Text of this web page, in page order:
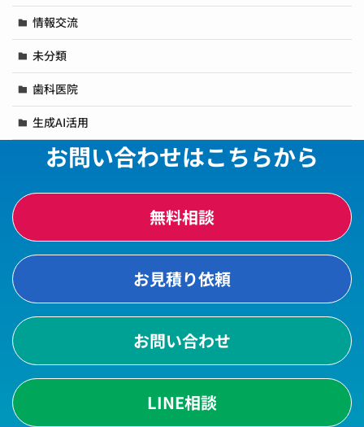
情報交流
未分類
歯科医院
生成AI活用
お問い合わせはこちらから
無料相談
お見積り依頼
お問い合わせ
LINE相談